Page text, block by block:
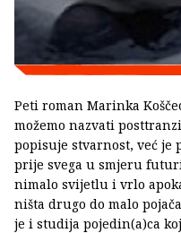
Peti roman Marinka
možemo nazvati
popisuje stvarnost, već
prije svega u smjeru
nimalo svijetlu i vrlo
ništa drugo do malo
je i studija pojedin(a)ca